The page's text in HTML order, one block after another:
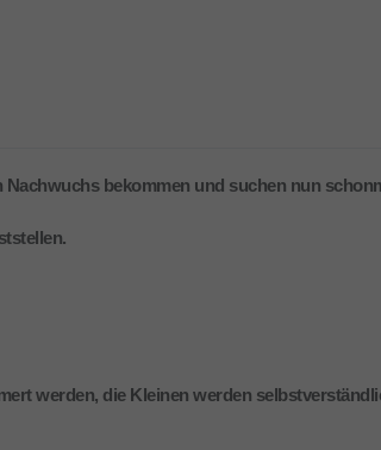
bekommen und suchen nun
werden, die Kleinen werden